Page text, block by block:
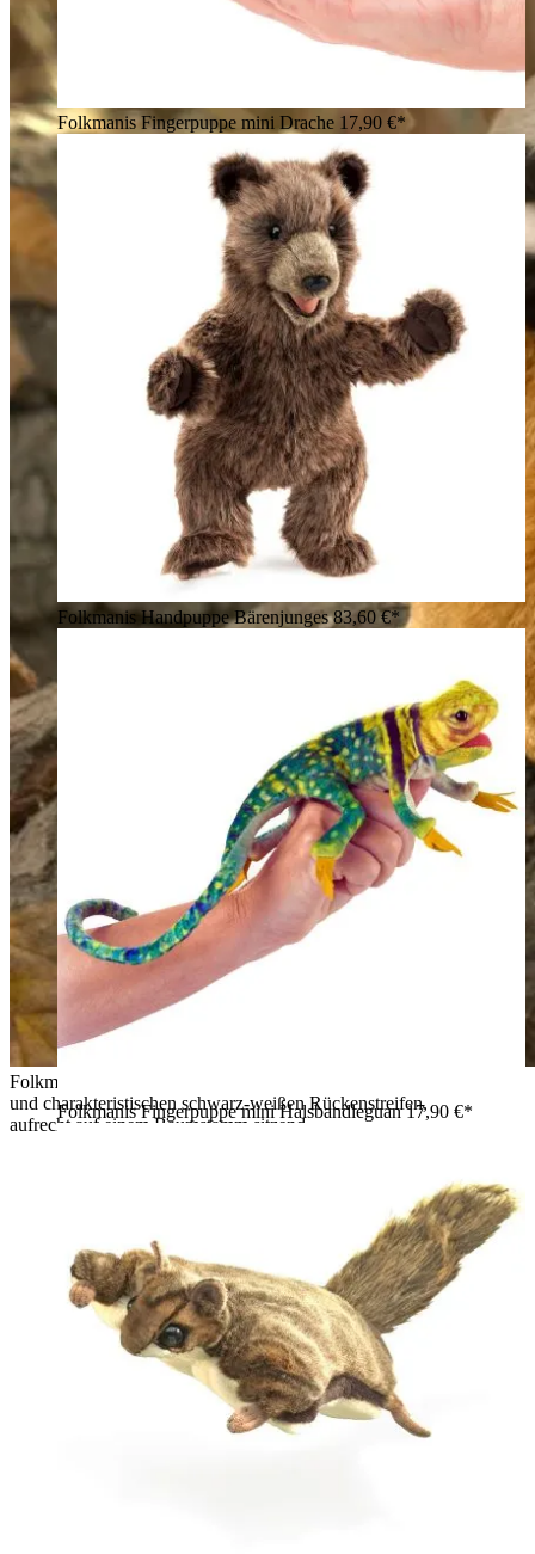
Folkmanis Handpuppe Streifenhörnchen mit rostbraunem Fell
und charakteristischen schwarz-weißen Rückenstreifen,
aufrecht auf einem Baumstamm sitzend
Folkmanis Fingerpuppe mini Drache 17,90 €*
Folkmanis Handpuppe Bärenjunges83,60 €*
Folkmanis Fingerpuppe mini Halsbandleguan17,90 €*